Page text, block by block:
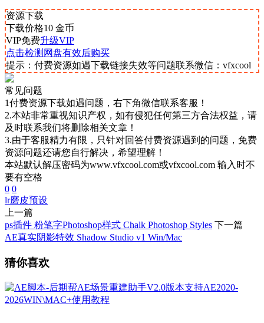
资源下载
下载价格10 金币
VIP免费升级VIP
点击检测网盘有效后购买
提示：付费资源如遇下载链接失效等问题联系微信：vfxcool
常见问题
1付费资源下载如遇问题，右下角微信联系客服！
2.本站非常重视知识产权，如有侵犯任何第三方合法权益，请
及时联系我们将删除相关文章！
3.由于客服精力有限，只针对回答付费资源遇到的问题，免费
资源问题还请您自行解决，希望理解！
本站默认解压密码为www.vfxcool.com或vfxcool.com 输入时不
要有空格
0 0
lr磨皮预设
上一篇
ps插件 粉笔字Photoshop样式 Chalk Photoshop Styles 下一篇
AE真实阴影特效 Shadow Studio v1 Win/Mac
猜你喜欢